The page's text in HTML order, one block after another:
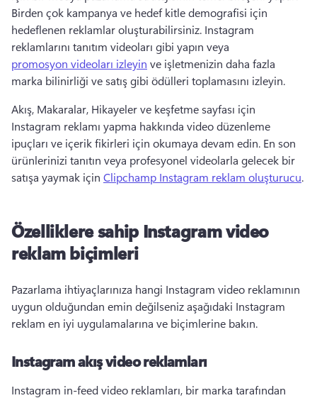
Birden çok kampanya ve hedef kitle demografisi için
hedeflenen reklamlar oluşturabilirsiniz. Instagram
reklamlarını tanıtım videoları gibi yapın veya
promosyon videoları izleyin ve işletmenizin daha fazla
marka bilinirliği ve satış gibi ödülleri toplamasını izleyin.
Akış, Makaralar, Hikayeler ve keşfetme sayfası için
Instagram reklamı yapma hakkında video düzenleme
ipuçları ve içerik fikirleri için okumaya devam edin. En son
ürünlerinizi tanıtın veya profesyonel videolarla gelecek bir
satışa yaymak için Clipchamp Instagram reklam oluşturucu
Özelliklere sahip Instagram video
reklam biçimleri
Pazarlama ihtiyaçlarınıza hangi Instagram video reklamının
uygun olduğundan emin değilseniz aşağıdaki Instagram
reklam en iyi uygulamalarına ve biçimlerine bakın.
Instagram akış video reklamları
Instagram in-feed video reklamları, bir marka tarafından